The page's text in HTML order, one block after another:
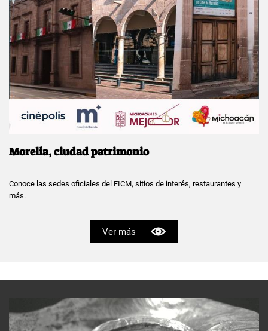
Morelia, ciudad patrimonio
Conoce las sedes oficiales del FICM, sitios de interés, restaurantes y
más.
Ver más